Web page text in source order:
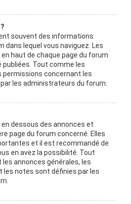
souvent des informations
dans lequel vous naviguez. Les
haut de chaque page du forum
publiées. Tout comme les
permissions concernant les
les administrateurs du forum.
dessous des annonces et
page du forum concerné. Elles
et il est recommandé de
en avez la possibilité. Tout
annonces générales, les
les notes sont définies par les